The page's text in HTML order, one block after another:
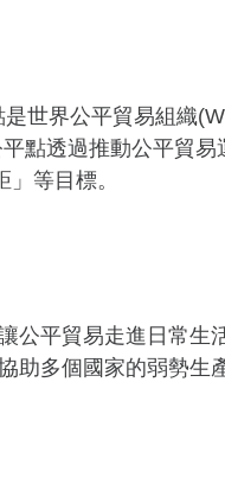
世界公平貿易組織
點透過推動公平貿
等目標。
公平貿易走進日常生
助多個國家的弱勢生